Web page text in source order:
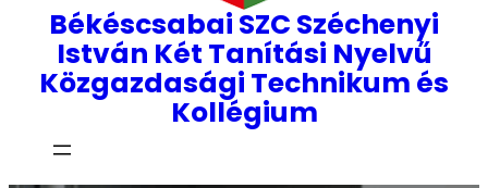
Békéscsabai SZC Széchenyi
István Két Tanítási Nyelvű
Közgazdasági Technikum és
Kollégium